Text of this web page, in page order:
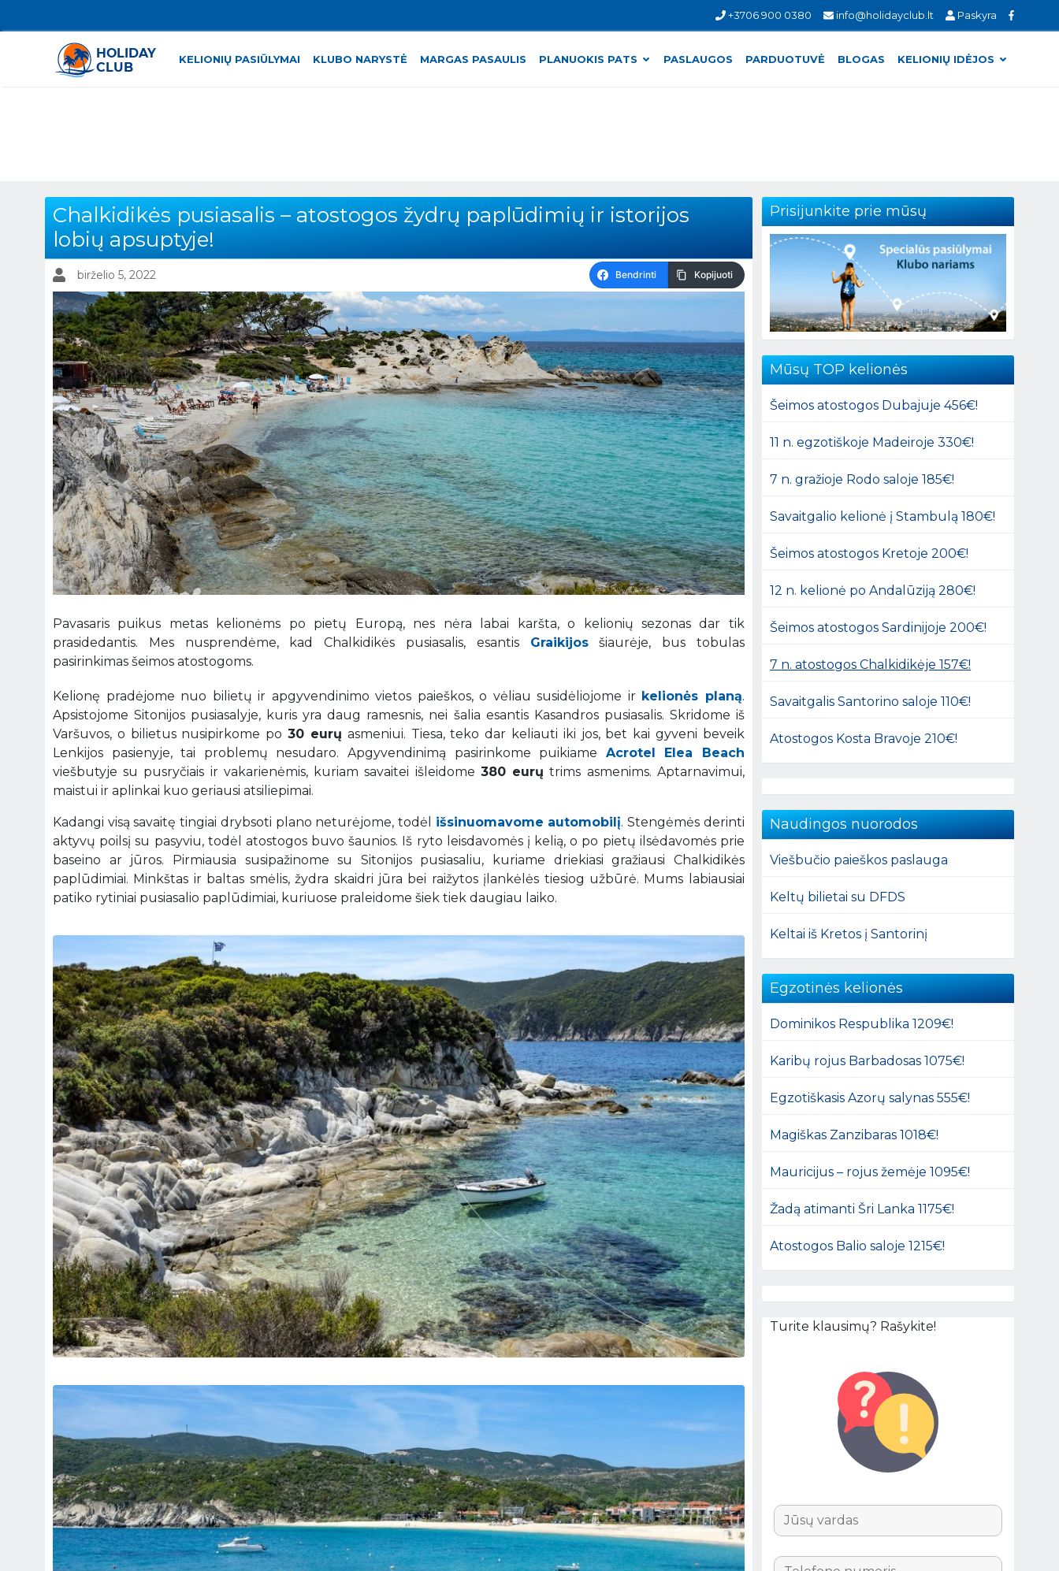
+3706 900 0380 info@holidayclub.lt Paskyra
KELIONIŲ PASIŪLYMAI KLUBO NARYSTĖ MARGAS PASAULIS PLANUOKIS PATS PASLAUGOS PARDUOTUVĖ BLOGAS KELIONIŲ IDĖJOS
Chalkidikės pusiasalis – atostogos žydrų paplūdimių ir istorijos
lobių apsuptyje!
birželio 5, 2022 Bendrinti Kopijuoti
Pavasaris puikus metas kelionėms po pietų Europą, nes nėra labai karšta, o kelionių sezonas dar tik
prasidedantis. Mes nusprendėme, kad Chalkidikės pusiasalis, esantis Graikijosšiaurėje, bus tobulas
pasirinkimas šeimos atostogoms.
Kelionę pradėjome nuo bilietų ir apgyvendinimo vietos paieškos, o vėliau susidėliojome ir kelionės planą.
Apsistojome Sitonijos pusiasalyje, kuris yra daug ramesnis, nei šalia esantis Kasandros pusiasalis. Skridome iš
Varšuvos, o bilietus nusipirkome po30 eurų asmeniui. Tiesa, teko dar keliauti iki jos, bet kai gyveni beveik
Lenkijos pasienyje, tai problemų nesudaro. Apgyvendinimą pasirinkome puikiame Acrotel Elea Beach
viešbutyje su pusryčiais ir vakarienėmis, kuriam savaitei išleidome 380 eurų trims asmenims. Aptarnavimui,
maistui ir aplinkai kuo geriausi atsiliepimai.
Kadangi visą savaitę tingiai drybsoti plano neturėjome, todėl išsinuomavome automobilį. Stengėmės derinti
aktyvų poilsį su pasyviu, todėl atostogos buvo šaunios. Iš ryto leisdavomės į kelią, o po pietų ilsėdavomės prie
baseino ar jūros. Pirmiausia susipažinome su Sitonijos pusiasaliu, kuriame driekiasi gražiausi Chalkidikės
paplūdimiai. Minkštas ir baltas smėlis, žydra skaidri jūra bei raižytos įlankėlės tiesiog užbūrė. Mums labiausiai
patiko rytiniai pusiasalio paplūdimiai, kuriuose praleidome šiek tiek daugiau laiko.
Prisijunkite prie mūsų
Mūsų TOP kelionės
Šeimos atostogos Dubajuje 456€!
11 n. egzotiškoje Madeiroje 330€!
7 n. gražioje Rodo saloje 185€!
Savaitgalio kelionė į Stambulą 180€!
Šeimos atostogos Kretoje 200€!
12 n. kelionė po Andalūziją 280€!
Šeimos atostogos Sardinijoje 200€!
7 n. atostogos Chalkidikėje 157€!
Savaitgalis Santorino saloje 110€!
Atostogos Kosta Bravoje 210€!
Naudingos nuorodos
Viešbučio paieškos paslauga
Keltų bilietai su DFDS
Keltai iš Kretos į Santorinį
Egzotinės kelionės
Dominikos Respublika 1209€!
Karibų rojus Barbadosas 1075€!
Egzotiškasis Azorų salynas 555€!
Magiškas Zanzibaras 1018€!
Mauricijus – rojus žemėje 1095€!
Žadą atimanti Šri Lanka 1175€!
Atostogos Balio saloje 1215€!
Turite klausimų? Rašykite!